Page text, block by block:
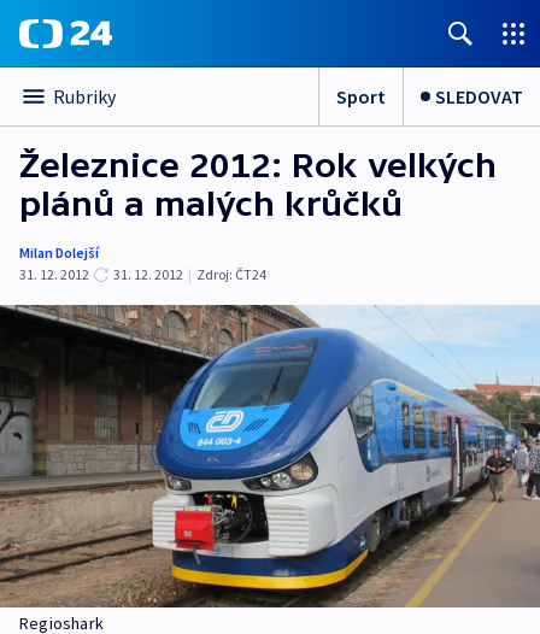
Rubriky Sport SLEDOVAT
Železnice 2012: Rok velkých
plánů a malých krůčků
Milan Dolejší
31. 12. 2012
31. 12. 2012 | Zdroj: ČT24
Regioshark